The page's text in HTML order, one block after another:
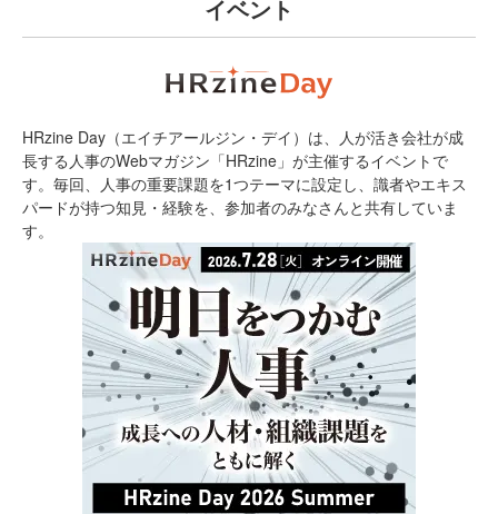
イベント
HRzine Day（エイチアールジン・デイ）は、人が活き会社が成
長する人事のWebマガジン「HRzine」が主催するイベントで
す。毎回、人事の重要課題を1つテーマに設定し、識者やエキス
パードが持つ知見・経験を、参加者のみなさんと共有していま
す。